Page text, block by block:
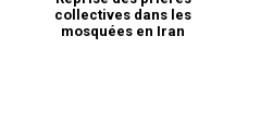
collectives dans les
mosquées en Iran